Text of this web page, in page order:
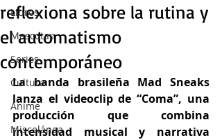
Libros
Mascotas
Series
Cultura
Anime
Miscelánea
reflexiona sobre la rutina y
el automatismo
contemporáneo
La banda brasileña Mad Sneaks
lanza el videoclip de “Coma”, una
producción que combina
intensidad musical y narrativa